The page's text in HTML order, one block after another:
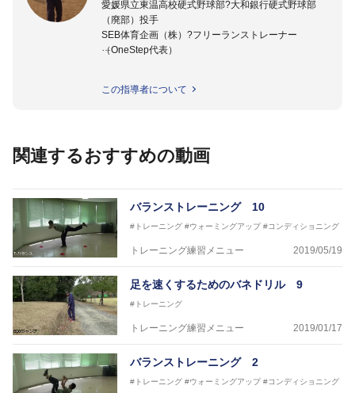
愛媛県立東温高校硬式野球部?大和銀行硬式野球部
（廃部）投手
SEB体育企画（株）?フリーランストレーナー
（OneStep代表）
今治西高校野球部
川之江高校野球部
済美平成中等教育学校野球部
丹原高校野球部
東温高校野球部
松山西中等教育学校野球部
南宇和高校野球部
八幡浜工業野球部
IPU環太平洋大学短期大学部ソフトボール部
美作大学女子ソフトボール部
●資格●
日本スポーツ協会公認 スポーツプログラマー
日本トレーニング指導者協会 JATI?ATI
この指導者について
関連するおすすめの動画
バランストレーニング 10
#トレーニング #ウォーミングアップ #コンディショニング
トレーニング練習メニュー 2019/05/19
足を速くするためのバネドリル 9
#トレーニング
トレーニング練習メニュー 2019/01/17
バランストレーニング 2
#トレーニング #ウォーミングアップ #コンディショニング